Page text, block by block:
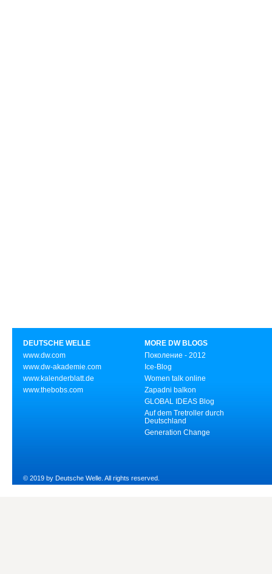
DEUTSCHE WELLE
www.dw.com
www.dw-akademie.com
www.kalenderblatt.de
www.thebobs.com
MORE DW BLOGS
Поколение - 2012
Ice-Blog
Women talk online
Zapadni balkon
GLOBAL IDEAS Blog
Auf dem Tretroller durch
Deutschland
Generation Change
© 2019 by Deutsche Welle. All rights reserved.